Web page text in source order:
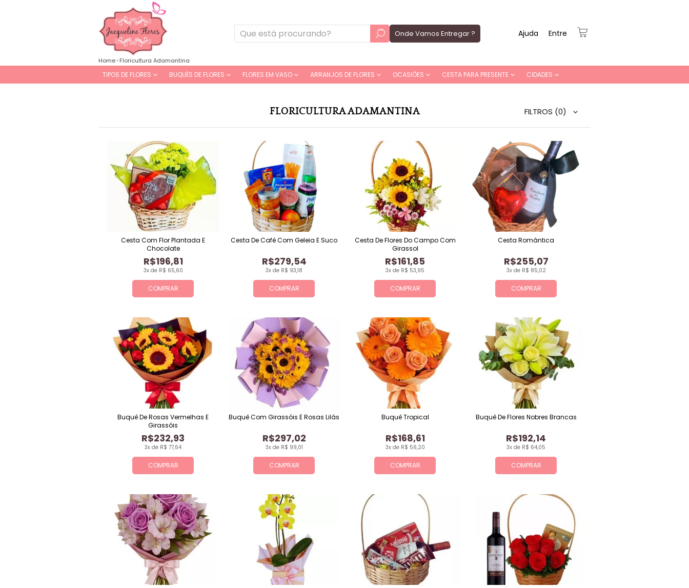
Onde Vamos Entregar ? Entre
Ajuda
TIPOS DE FLORES BUQUÊS DE FLORES FLORES EM VASO ARRANJOS DE FLORES OCASIÕES CESTA PARA PRESENTE CIDADES
Home Floricultura Adamantina
FLORICULTURA ADAMANTINA FILTROS (0)
COMPRAR
3x de R$ 65,60
R$196,81
Cesta Com Flor Plantada E
Chocolate
COMPRAR
3x de R$ 93,18
R$279,54
Cesta De Café Com Geleia E Suco
COMPRAR
3x de R$ 53,95
R$161,85
Cesta De Flores Do Campo Com
Girassol
COMPRAR
3x de R$ 85,02
R$255,07
Cesta Romântica
COMPRAR
3x de R$ 77,64
R$232,93
Buquê De Rosas Vermelhas E
Girassóis
COMPRAR
3x de R$ 99,01
R$297,02
Buquê Com Girassóis E Rosas Lilás
COMPRAR
3x de R$ 56,20
R$168,61
Buquê Tropical
COMPRAR
3x de R$ 64,05
R$192,14
Buquê De Flores Nobres Brancas